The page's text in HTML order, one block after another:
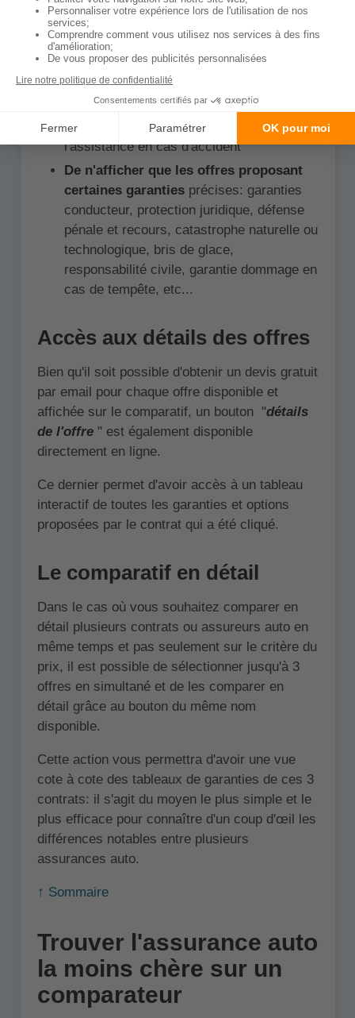
De définir votre budgetet de n'afficher
que les offres proposant ces tarifs (ex:
entre 150 et 500€ par an)
De n'afficher que les offres proposant
certains services supplémentaires
comme: le véhicule de remplacement,
l'assistance en cas de panne ou
l'assistance en cas d'accident
De n'afficher que les offres proposant
certaines garantiesprécises: garanties
conducteur, protection juridique, défense
pénale et recours, catastrophe naturelle ou
technologique, bris de glace,
responsabilité civile, garantie dommage en
cas de tempête, etc...
Accès aux détails des offres
Bien qu'il soit possible d'obtenir un devis gratuit
par email pour chaque offre disponible et
affichée sur le comparatif, un bouton "détails
de l'offre" est également disponible
directement en ligne.
Ce dernier permet d'avoir accès à un tableau
interactif de toutes les garanties et options
proposées par le contrat qui a été cliqué.
Le comparatif en détail
Dans le cas où vous souhaitez comparer en
détail plusieurs contrats ou assureurs auto en
même temps et pas seulement sur le critère du
prix, il est possible de sélectionner jusqu'à 3
offres en simultané et de les comparer en
détail grâce au bouton du même nom
disponible.
Cette action vous permettra d'avoir une vue
cote à cote des tableaux de garanties de ces 3
contrats: il s'agit du moyen le plus simple et le
plus efficace pour connaître d'un coup d'œil les
différences notables entre plusieurs
assurances auto.
↑ Sommaire
Trouver l'assurance auto
la moins chère sur un
comparateur